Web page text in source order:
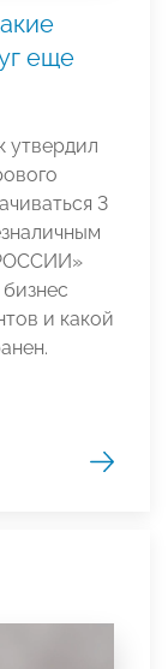
еще
утвердил
3
и какой